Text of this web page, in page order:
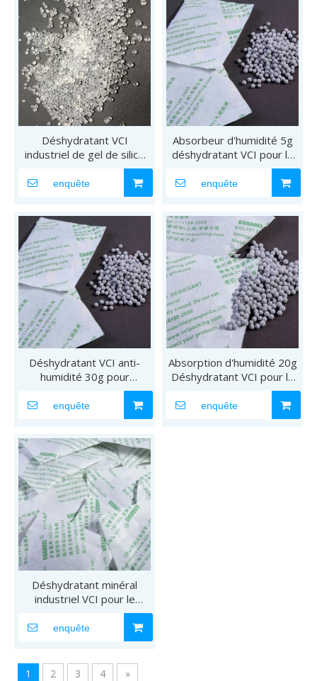
Déshydratant VCI
industriel de gel de silice
pour empêcher la
corrosion
enquête
Absorbeur d'humidité 5g
déshydratant VCI pour la
résistance à la corrosion
enquête
Déshydratant VCI anti-
humidité 30g pour
protéger les pièces
métalliques
enquête
Absorption d'humidité 20g
Déshydratant VCI pour le
stockage du métal
enquête
Déshydratant minéral
industriel VCI pour le
stockage de pièces de
précision
enquête
1 2 3 4 »